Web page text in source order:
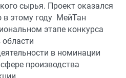
сырья. Проект оказался
в этому году МейТан
этапе конкурса
в номинации
производства